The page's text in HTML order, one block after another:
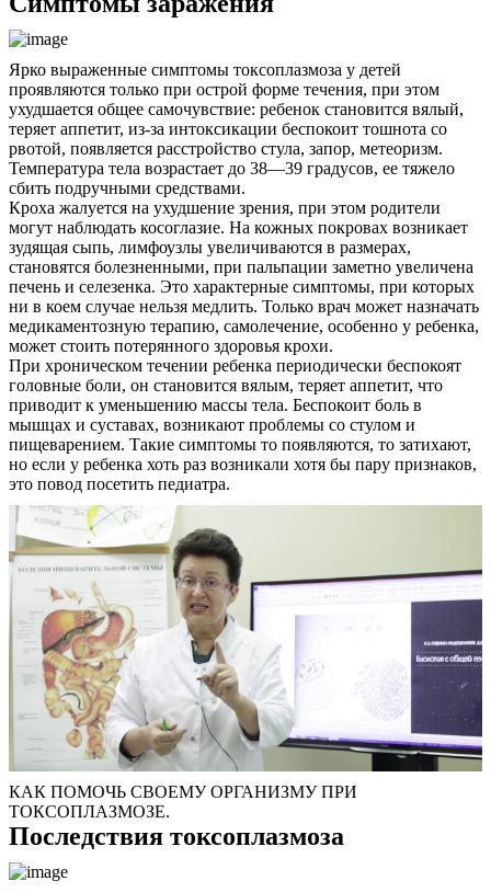
Ярко выраженные симптомы токсоплазмоза у детей
проявляются только при острой форме течения, при этом
ухудшается общее самочувствие: ребенок становится вялый,
теряет аппетит, из-за интоксикации беспокоит тошнота со
рвотой, появляется расстройство стула, запор, метеоризм.
Температура тела возрастает до 38—39 градусов, ее тяжело
сбить подручными средствами.
Кроха жалуется на ухудшение зрения, при этом родители
могут наблюдать косоглазие. На кожных покровах возникает
зудящая сыпь, лимфоузлы увеличиваются в размерах,
становятся болезненными, при пальпации заметно увеличена
печень и селезенка. Это характерные симптомы, при которых
ни в коем случае нельзя медлить. Только врач может назначать
медикаментозную терапию, самолечение, особенно у ребенка,
может стоить потерянного здоровья крохи.
При хроническом течении ребенка периодически беспокоят
головные боли, он становится вялым, теряет аппетит, что
приводит к уменьшению массы тела. Беспокоит боль в
мышцах и суставах, возникают проблемы со стулом и
пищеварением. Такие симптомы то появляются, то затихают,
но если у ребенка хоть раз возникали хотя бы пару признаков,
это повод посетить педиатра.
КАК ПОМОЧЬ СВОЕМУ ОРГАНИЗМУ ПРИ
ТОКСОПЛАЗМОЗЕ.
Последствия токсоплазмоза